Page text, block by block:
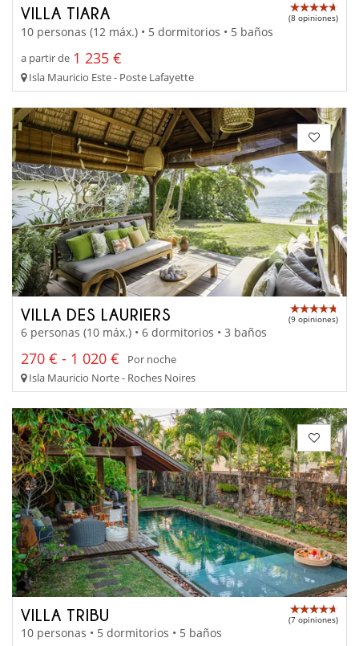
VILLA TIARA (8 opiniones)
10 personas (12 máx.) • 5 dormitorios • 5 baños
a partir de 1 235 €
Isla Mauricio Este - Poste Lafayette
VILLA DES LAURIERS (9 opiniones)
6 personas (10 máx.) • 6 dormitorios • 3 baños
270 € - 1 020 €
Por noche
Isla Mauricio Norte - Roches Noires
VILLA TRIBU (7 opiniones)
10 personas • 5 dormitorios • 5 baños